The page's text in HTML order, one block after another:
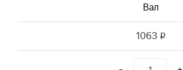
Вал
1063 i